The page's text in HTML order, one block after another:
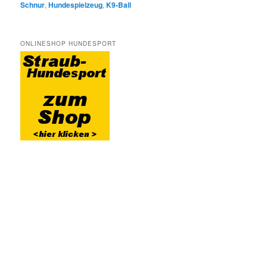
Schnur,Hundespielzeug,K9-Ball
ONLINESHOP HUNDESPORT